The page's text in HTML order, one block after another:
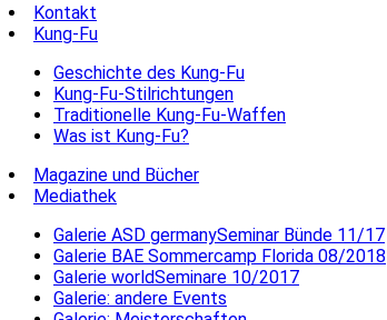
Kontakt
Kung-Fu
Geschichte des Kung-Fu
Kung-Fu-Stilrichtungen
Traditionelle Kung-Fu-Waffen
Was ist Kung-Fu?
Magazine und Bücher
Mediathek
Galerie ASD germanySeminar Bünde 11/17
Galerie BAE Sommercamp Florida 08/2018
Galerie worldSeminare 10/2017
Galerie: andere Events